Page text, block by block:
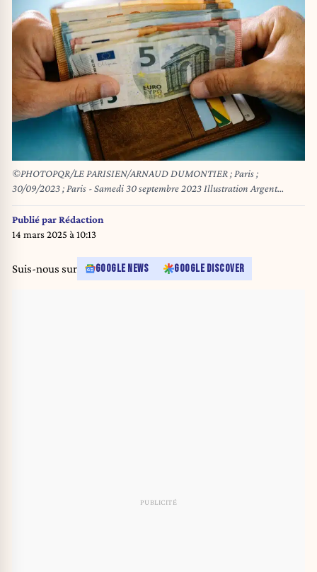
©PHOTOPQR/LE PARISIEN/ARNAUD DUMONTIER ; Paris ;
30/09/2023 ; Paris - Samedi 30 septembre 2023 Illustration Argent
Liquide - Billets © Arnaud Dumontier pour Le Parisien STOCK
PICTURES - MONEY / PURCHASING POWER *** Local Caption ***
Illustration Argent Liquide
Publié parRédaction
14 mars 2025 à 10:13
Suis-nous sur GOOGLE NEWS GOOGLE DISCOVER